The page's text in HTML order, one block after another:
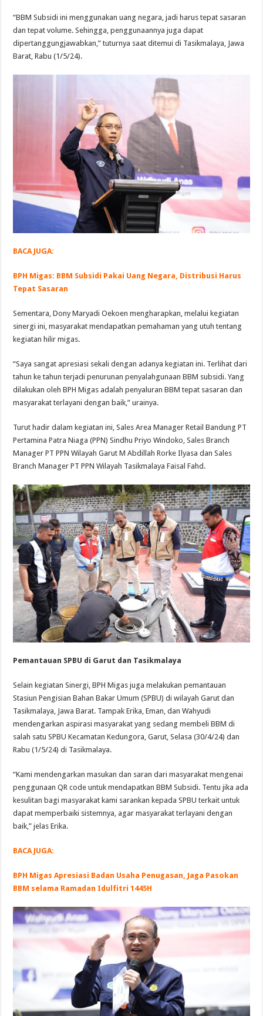
“BBM Subsidi ini menggunakan uang negara, jadi harus tepat sasaran
dan tepat volume. Sehingga, penggunaannya juga dapat
dipertanggungjawabkan,” tuturnya saat ditemui di Tasikmalaya, Jawa
Barat, Rabu (1/5/24).
BACA JUGA:
BPH Migas: BBM Subsidi Pakai Uang Negara, Distribusi Harus
Tepat Sasaran
Sementara, Dony Maryadi Oekoen mengharapkan, melalui kegiatan
sinergi ini, masyarakat mendapatkan pemahaman yang utuh tentang
kegiatan hilir migas.
“Saya sangat apresiasi sekali dengan adanya kegiatan ini. Terlihat dari
tahun ke tahun terjadi penurunan penyalahgunaan BBM subsidi. Yang
dilakukan oleh BPH Migas adalah penyaluran BBM tepat sasaran dan
masyarakat terlayani dengan baik,” urainya.
Turut hadir dalam kegiatan ini, Sales Area Manager Retail Bandung PT
Pertamina Patra Niaga (PPN) Sindhu Priyo Windoko, Sales Branch
Manager PT PPN Wilayah Garut M Abdillah Rorke Ilyasa dan Sales
Branch Manager PT PPN Wilayah Tasikmalaya Faisal Fahd.
Pemantauan SPBU di Garut dan Tasikmalaya
Selain kegiatan Sinergi, BPH Migas juga melakukan pemantauan
Stasiun Pengisian Bahan Bakar Umum (SPBU) di wilayah Garut dan
Tasikmalaya, Jawa Barat. Tampak Erika, Eman, dan Wahyudi
mendengarkan aspirasi masyarakat yang sedang membeli BBM di
salah satu SPBU Kecamatan Kedungora, Garut, Selasa (30/4/24) dan
Rabu (1/5/24) di Tasikmalaya.
“Kami mendengarkan masukan dan saran dari masyarakat mengenai
penggunaan QR code untuk mendapatkan BBM Subsidi. Tentu jika ada
kesulitan bagi masyarakat kami sarankan kepada SPBU terkait untuk
dapat memperbaiki sistemnya, agar masyarakat terlayani dengan
baik,” jelas Erika.
BACA JUGA:
BPH Migas Apresiasi Badan Usaha Penugasan, Jaga Pasokan
BBM selama Ramadan Idulfitri 1445H